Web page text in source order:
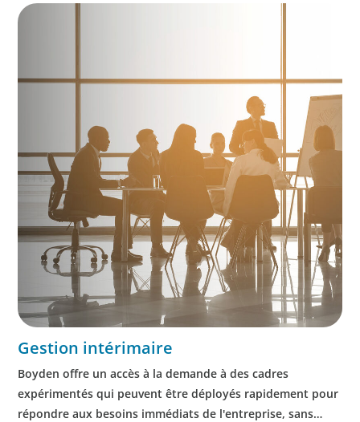
apportant notre expertise sectorielle, commerciale et en
Gestion intérimaire
Boyden offre un accès à la demande à des cadres
expérimentés qui peuvent être déployés rapidement pour
répondre aux besoins immédiats de l'entreprise, sans